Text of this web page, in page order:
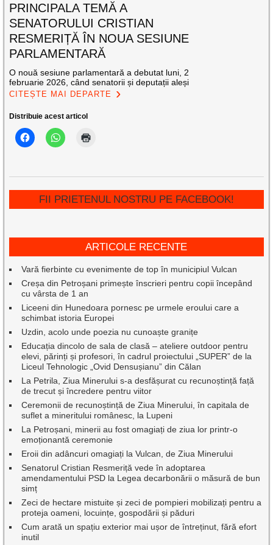
PRINCIPALA TEMĂ A
SENATORULUI CRISTIAN
RESMERIȚĂ ÎN NOUA SESIUNE
PARLAMENTARĂ
O nouă sesiune parlamentară a debutat luni, 2
februarie 2026, când senatorii și deputații aleși
CITEȘTE MAI DEPARTE
Distribuie acest articol
FII PRIETENUL NOSTRU PE FACEBOOK!
ARTICOLE RECENTE
Vară fierbinte cu evenimente de top în municipiul Vulcan
Creșa din Petroșani primește înscrieri pentru copii începând
cu vârsta de 1 an
Liceeni din Hunedoara pornesc pe urmele eroului care a
schimbat istoria Europei
Uzdin, acolo unde poezia nu cunoaște granițe
Educația dincolo de sala de clasă – ateliere outdoor pentru
elevi, părinți și profesori, în cadrul proiectului „SUPER” de la
Liceul Tehnologic „Ovid Densușianu” din Călan
La Petrila, Ziua Minerului s-a desfășurat cu recunoștință față
de trecut și încredere pentru viitor
Ceremonii de recunoștință de Ziua Minerului, în capitala de
suflet a mineritului românesc, la Lupeni
La Petroșani, minerii au fost omagiați de ziua lor printr-o
emoționantă ceremonie
Eroii din adâncuri omagiați la Vulcan, de Ziua Minerului
Senatorul Cristian Resmeriță vede în adoptarea
amendamentului PSD la Legea decarbonării o măsură de bun
simț
Zeci de hectare mistuite și zeci de pompieri mobilizați pentru a
proteja oameni, locuințe, gospodării și păduri
Cum arată un spațiu exterior mai ușor de întreținut, fără efort
inutil